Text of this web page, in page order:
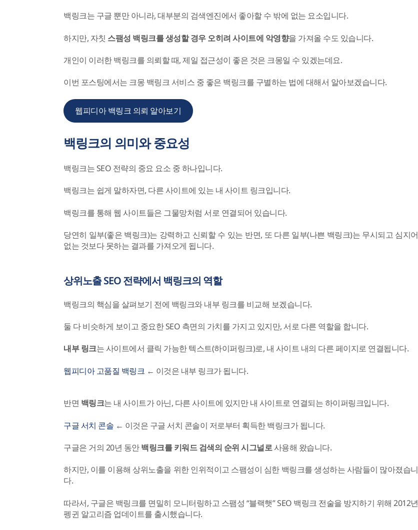
백링크는 구글 뿐만 아니라, 대부분의 검색엔진에서 좋아할 수 밖에 없는 요소입니다.
하지만, 자칫 스팸성 백링크를 생성할 경우 오히려 사이트에 악영향을 가져올 수도 있습니다.
개인이 이러한 백링크를 의뢰할 때, 제일 접근성이 좋은 것은 크몽일 수 있겠는데요.
이번 포스팅에서는 크몽 백링크 서비스 중 좋은 백링크를 구별하는 법에 대해서 알아보겠습니다.
웹피디아 백링크 의뢰 알아보기
백링크의 의미와 중요성
백링크는 SEO 전략의 중요 요소 중 하나입니다.
백링크는 쉽게 말하자면, 다른 사이트에 있는 내 사이트 링크입니다.
백링크를 통해 웹 사이트들은 그물망처럼 서로 연결되어 있습니다.
당연히 일부(좋은 백링크)는 강력하고 신뢰할 수 있는 반면, 또 다른 일부(나쁜 백링크)는 무시되고 심지어
없는 것보다 못하는 결과를 가져오게 됩니다.
상위노출 SEO 전략에서 백링크의 역할
백링크의 핵심을 살펴보기 전에 백링크와 내부 링크를 비교해 보겠습니다.
둘 다 비슷하게 보이고 중요한 SEO 측면의 가치를 가지고 있지만, 서로 다른 역할을 합니다.
내부 링크는 사이트에서 클릭 가능한 텍스트(하이퍼링크)로, 내 사이트 내의 다른 페이지로 연결됩니다.
웹피디아 고품질 백링크 ← 이것은 내부 링크가 됩니다.
반면 백링크는 내 사이트가 아닌, 다른 사이트에 있지만 내 사이트로 연결되는 하이퍼링크입니다.
구글 서치 콘솔 ← 이것은 구글 서치 콘솔이 저로부터 획득한 백링크가 됩니다.
구글은 거의 20년 동안백링크를 키워드 검색의 순위 시그널로사용해 왔습니다.
하지만, 이를 이용해 상위노출을 위한 인위적이고 스팸성이 심한 백링크를 생성하는 사람들이 많아졌습니
다.
따라서, 구글은 백링크를 면밀히 모니터링하고 스팸성 “블랙햇” SEO 백링크 전술을 방지하기 위해 2012년
펭귄 알고리즘 업데이트를 출시했습니다.